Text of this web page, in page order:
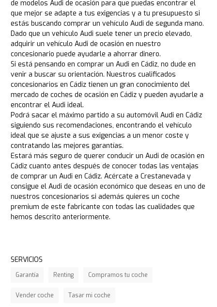
de modelos Audi de ocasión para que puedas encontrar el
que mejor se adapte a tus exigencias y a tu presupuesto si
estás buscando comprar un vehículo Audi de segunda mano.
Dado que un vehículo Audi suele tener un precio elevado,
adquirir un vehículo Audi de ocasión en nuestro
concesionario puede ayudarle a ahorrar dinero.
Si está pensando en comprar un Audi en Cádiz, no dude en
venir a buscar su orientación. Nuestros cualificados
concesionarios en Cádiz tienen un gran conocimiento del
mercado de coches de ocasión en Cádiz y pueden ayudarle a
encontrar el Audi ideal.
Podrá sacar el máximo partido a su automóvil Audi en Cádiz
siguiendo sus recomendaciones, encontrando el vehículo
ideal que se ajuste a sus exigencias a un menor coste y
contratando las mejores garantías.
Estará más seguro de querer conducir un Audi de ocasión en
Cádiz cuanto antes después de conocer todas las ventajas
de comprar un Audi en Cádiz. Acércate a Crestanevada y
consigue el Audi de ocasión económico que deseas en uno de
nuestros concesionarios si además quieres un coche
premium de este fabricante con todas las cualidades que
hemos descrito anteriormente.
SERVICIOS
Garantía Renting Compramos tu coche
Vender coche Tasar mi coche